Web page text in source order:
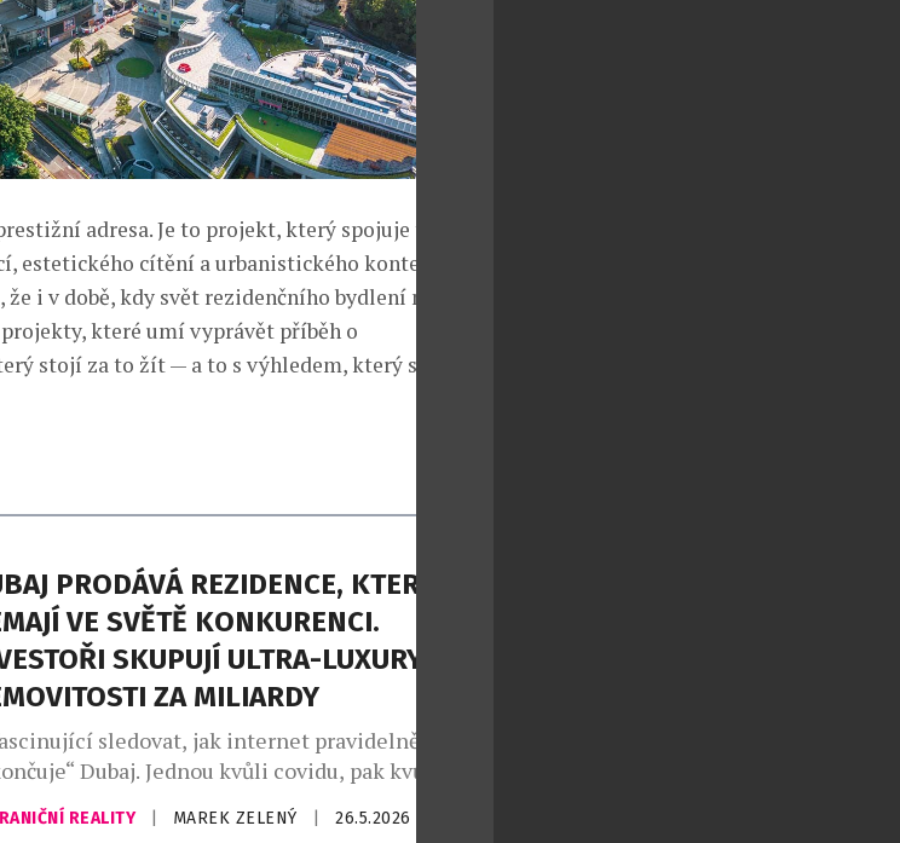
adresa. Je to projekt, který spojuje to
estetického cítění a urbanistického kontextu
i v době, kdy svět rezidenčního bydlení mění
které umí vyprávět příběh o
stojí za to žít — a to s výhledem, který se
PRODÁVÁ REZIDENCE, KTERÉ
VE SVĚTĚ KONKURENCI.
SKUPUJÍ ULTRA-LUXURY
ZA MILIARDY
sledovat, jak internet pravidelně
Dubaj. Jednou kvůli covidu, pak kvůli
následně kvůli realitní bublině a dnes údajně
geopolitice na Blízkém východě. Realita je ale
REALITY MAREK ZELENÝ 26.5.2026